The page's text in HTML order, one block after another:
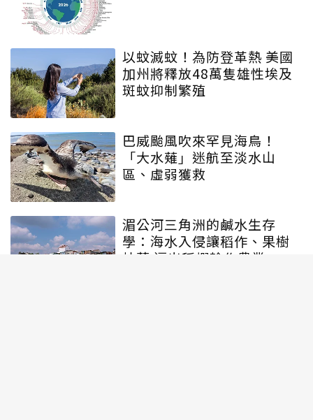
以蚊滅蚊！為防登革熱 美國
加州將釋放48萬隻雄性埃及
斑蚊抑制繁殖
巴威颱風吹來罕見海鳥！
「大水薙」迷航至淡水山
區、虛弱獲救
湄公河三角洲的鹹水生存
學：海水入侵讓稻作、果樹
枯萎 逼出稻蝦輪作農業